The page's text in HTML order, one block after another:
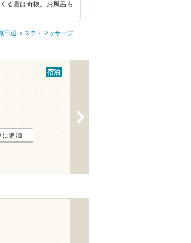
る雲は奇抜。お風呂も
田辺 エステ・マッサージ
宿泊
に追加